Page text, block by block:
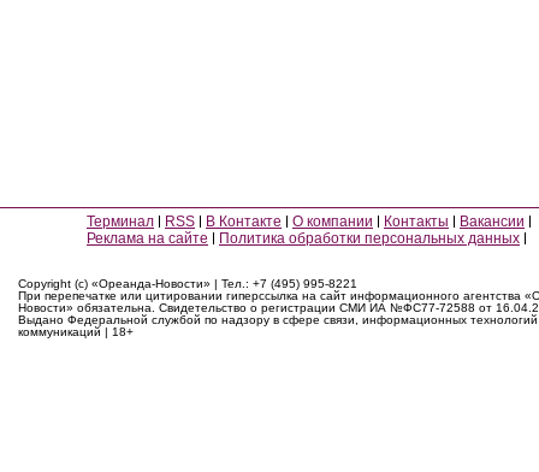
Терминал RSS В Контакте О компании Контакты
Вакансии
Реклама на сайте
Политика обработки персональных данных
Copyright (c) «Ореанда-Новости» | Тел.: +7 (495) 995-8221
При перепечатке или цитировании гиперссылка на сайт информационного агентства
Новости» обязательна. Свидетельство о регистрации СМИ ИА №ФС77-72588 от
Выдано Федеральной службой по надзору в сфере связи, информационных
коммуникаций | 18+